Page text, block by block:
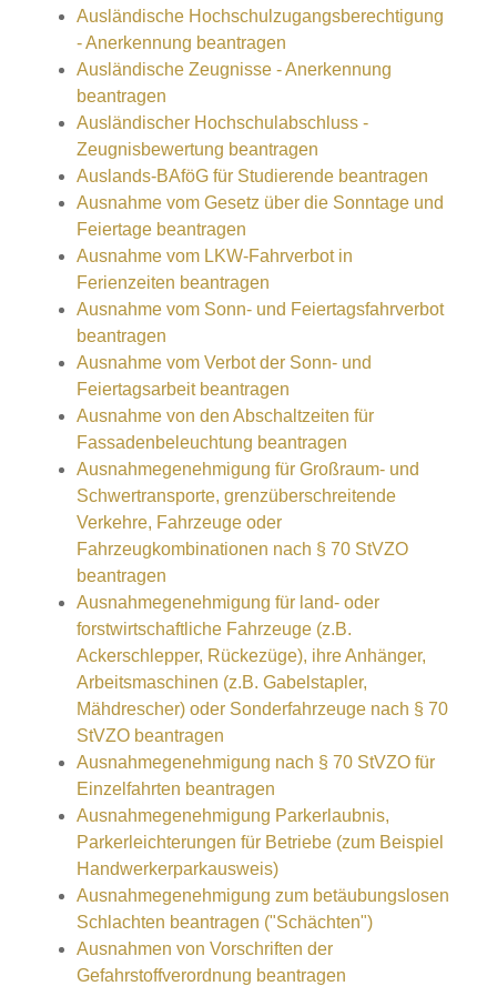
Ausländische Hochschulzugangsberechtigung
- Anerkennung beantragen
Ausländische Zeugnisse - Anerkennung
beantragen
Ausländischer Hochschulabschluss -
Zeugnisbewertung beantragen
Auslands-BAföG für Studierende beantragen
Ausnahme vom Gesetz über die Sonntage und
Feiertage beantragen
Ausnahme vom LKW-Fahrverbot in
Ferienzeiten beantragen
Ausnahme vom Sonn- und Feiertagsfahrverbot
beantragen
Ausnahme vom Verbot der Sonn- und
Feiertagsarbeit beantragen
Ausnahme von den Abschaltzeiten für
Fassadenbeleuchtung beantragen
Ausnahmegenehmigung für Großraum- und
Schwertransporte, grenzüberschreitende
Verkehre, Fahrzeuge oder
Fahrzeugkombinationen nach § 70 StVZO
beantragen
Ausnahmegenehmigung für land- oder
forstwirtschaftliche Fahrzeuge (z.B.
Ackerschlepper, Rückezüge), ihre Anhänger,
Arbeitsmaschinen (z.B. Gabelstapler,
Mähdrescher) oder Sonderfahrzeuge nach § 70
StVZO beantragen
Ausnahmegenehmigung nach § 70 StVZO für
Einzelfahrten beantragen
Ausnahmegenehmigung Parkerlaubnis,
Parkerleichterungen für Betriebe (zum Beispiel
Handwerkerparkausweis)
Ausnahmegenehmigung zum betäubungslosen
Schlachten beantragen ("Schächten")
Ausnahmen von Vorschriften der
Gefahrstoffverordnung beantragen